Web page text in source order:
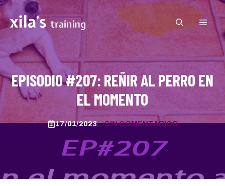
Saltar
al
contenido
EPISODIO #207: REÑIR AL PERRO EN
EL MOMENTO
17/01/2023 SIN COMENTARIOS